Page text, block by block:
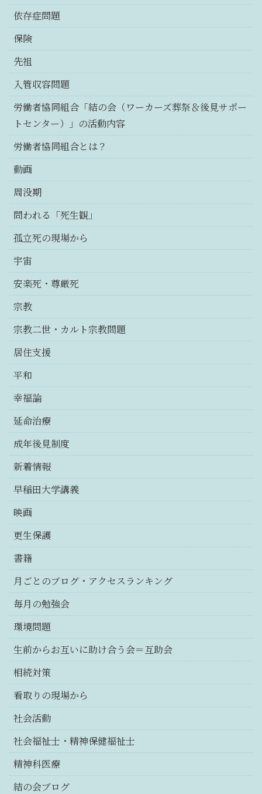
依存症問題
保険
先祖
入管収容問題
労働者協同組合「結の会（ワーカーズ葬祭＆後見サポー
トセンター）」の活動内容
労働者協同組合とは？
動画
周没期
問われる「死生観」
孤立死の現場から
宇宙
安楽死・尊厳死
宗教
宗教二世・カルト宗教問題
居住支援
平和
幸福論
延命治療
成年後見制度
新着情報
早稲田大学講義
映画
更生保護
書籍
月ごとのブログ・アクセスランキング
毎月の勉強会
環境問題
生前からお互いに助け合う会＝互助会
相続対策
看取りの現場から
社会活動
社会福祉士・精神保健福祉士
精神科医療
結の会ブログ